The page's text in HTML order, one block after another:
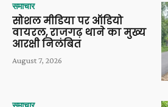
समाचार
सोशल मीडिया पर ऑडियो
वायरल, राजगढ़ थाने का मुख्य
आरक्षी निलंबित
August 7, 2026